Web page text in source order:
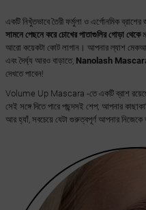
একটি নিখুঁতভাবে তৈরী ফর্মুলা ও এর্গোনমিক
সামনে পেছনে করে চোখের পাতাগুলির গোড়া থেকে
আরো কয়েকটা কোট লাগান। আপনার ল্যাশ
এবং দৈর্ঘ্য আরও বাড়াতে, Nanolash
দেখতে পাবেন!
Volume Up Mascara -তে একটি ব্রাশ
সেই সঙ্গে দিতে পারে পছন্দসই শেপ; আপনার
আর হ্যাঁ, সবচেয়ে যেটা গুরুত্বপূর্ণ আপনার নিজেকে